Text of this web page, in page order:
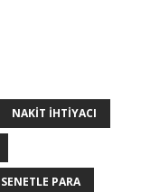
NAKIT IHTIYACI
SENETLE PARA